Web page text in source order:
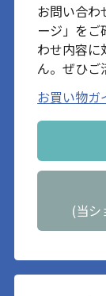
お問い合わ
ージ」を
わせ内容に
ん。ぜひご
お買い物ガ
(当シ